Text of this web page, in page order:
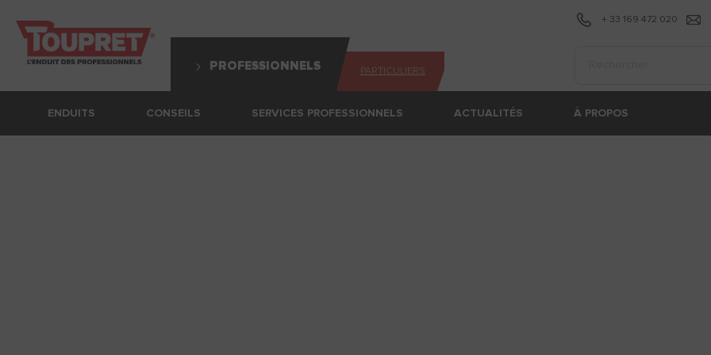
PROFESSIONNELS PARTICULIERS
+ 33 169 472 020
ENDUITS CONSEILS SERVICES PROFESSIONNELS ACTUALITÉS À PROPOS